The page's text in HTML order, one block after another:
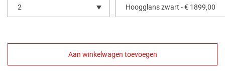
2 Hoogglans zwart - € 1899,00